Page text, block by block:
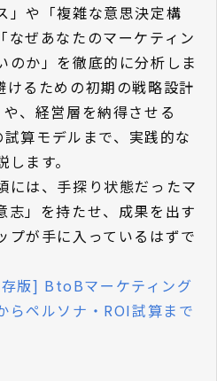
」や「複雑な意思決定構
なぜあなたのマーケティン
のか」を徹底的に分析しま
けるための初期の戦略設計
、経営層を納得させる
算モデルまで、実践的な
ます。
には、手探り状態だったマ
志」を持たせ、成果を出す
プが手に入っているはずで
版] BtoBマーケティング
らペルソナ・ROI試算まで